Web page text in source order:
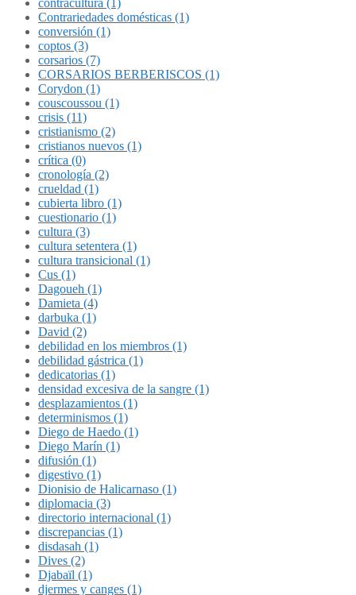
contracultura (1)
Contrariedades domésticas (1)
conversión (1)
coptos (3)
corsarios (7)
CORSARIOS BERBERISCOS (1)
Corydon (1)
couscoussou (1)
crisis (11)
cristianismo (2)
cristianos nuevos (1)
crítica (0)
cronología (2)
crueldad (1)
cubierta libro (1)
cuestionario (1)
cultura (3)
cultura setentera (1)
cultura transicional (1)
Cus (1)
Dagoueh (1)
Damieta (4)
darbuka (1)
David (2)
debilidad en los miembros (1)
debilidad gástrica (1)
dedicatorias (1)
densidad excesiva de la sangre (1)
desplazamientos (1)
determinismos (1)
Diego de Haedo (1)
Diego Marín (1)
difusión (1)
digestivo (1)
Dionisio de Halicarnaso (1)
diplomacia (3)
directorio internacional (1)
discrepancias (1)
disdasah (1)
Dives (2)
Djabaïl (1)
djermes y canges (1)